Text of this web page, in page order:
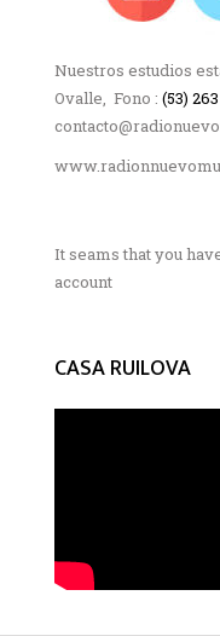
Nuestros estudios
Ovalle, Fono : (53)
It seams that you
account
CASA RUILOVA